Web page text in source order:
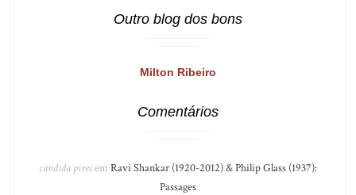
Outro blog dos bons
Milton Ribeiro
Comentários
candida piresem Ravi Shankar (1920-2012) & Philip Glass (1937):
Passages